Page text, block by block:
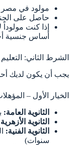
مولود في مصر
حاصل على
إذا كنت
أساس جنسية
الشرط الثاني:
يجب أن يكون لديك أحد
الخيار الأول –
الثانوية العامة:
الثانوية
الثانوية الفنية:
سنوات)